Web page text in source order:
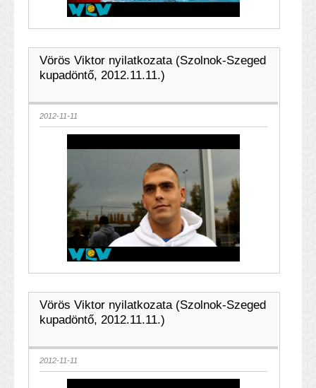
Vörös Viktor nyilatkozata (Szolnok-Szeged
kupadöntő, 2012.11.11.)
2012-11-11
Vörös Viktor nyilatkozata (Szolnok-Szeged
kupadöntő, 2012.11.11.)
2012-11-11